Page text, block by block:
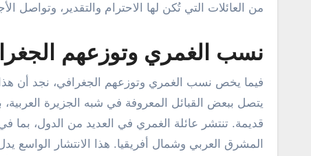
من العائلات التي تُكن لها الاحترام والتقدير، وتواصل
نسب الغمري وتوزعهم
فيما يخص نسب الغمري وتوزعهم الجغرافي، نجد أن
يتصل ببعض القبائل المعروفة في شبه الجزيرة
قديمة. تنتشر عائلة الغمري في العديد من الدول، بما
المشرق العربي وشمال أفريقيا. هذا الانتشار